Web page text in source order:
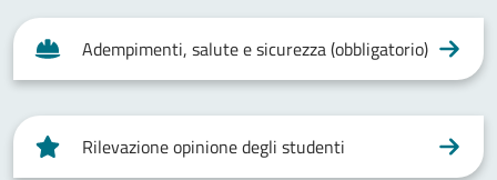
Adempimenti, salute e sicurezza (obbligatorio)
Rilevazione opinione degli studenti